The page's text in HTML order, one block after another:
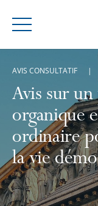
Menu
Avis sur
organique
ordinaire
la vie
AVIS CONSULTATIF